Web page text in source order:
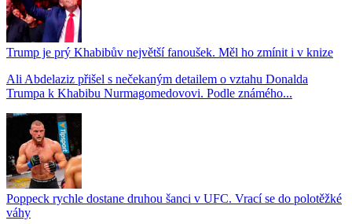
Trump je prý Khabibův největší fanoušek. Měl ho zmínit i v knize
Ali Abdelaziz přišel s nečekaným detailem o vztahu Donalda
Trumpa k Khabibu Nurmagomedovovi. Podle známého...
Poppeck rychle dostane druhou šanci v UFC. Vrací se do polotěžké
váhy